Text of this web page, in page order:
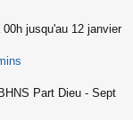
jusqu'au 12 janvier
Part Dieu - Sept